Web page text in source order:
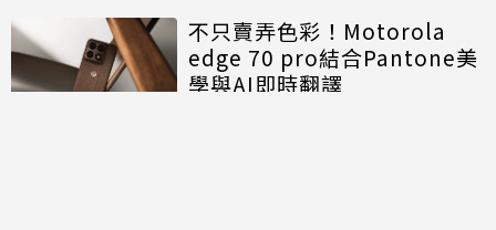
不只賣弄色彩！Motorola
edge 70 pro結合Pantone美
學與AI即時翻譯